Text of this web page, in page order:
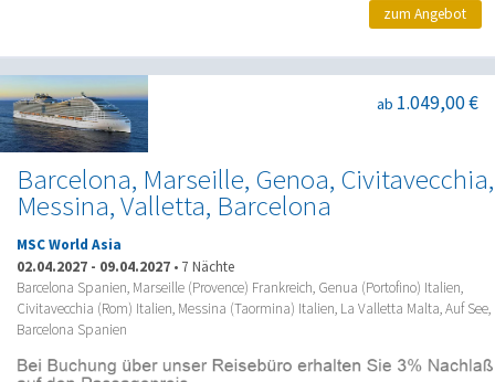
zum Angebot
Barcelona, Marseille, Genoa, Civitavecchia,
Messina, Valletta, Barcelona
ab 1.049,00 €
MSC World Asia
02.04.2027 - 09.04.2027 • 7 Nächte
Barcelona Spanien, Marseille (Provence) Frankreich, Genua (Portofino) Italien,
Civitavecchia (Rom) Italien, Messina (Taormina) Italien, La Valletta Malta, Auf See,
Barcelona Spanien